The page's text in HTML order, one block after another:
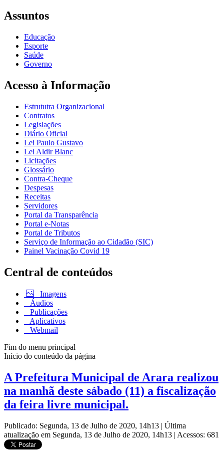
Assuntos
Educação
Esporte
Saúde
Governo
Acesso à Informação
Estrututra Organizacional
Contratos
Legislações
Diário Oficial
Lei Paulo Gustavo
Lei Aldir Blanc
Licitações
Glossário
Contra-Cheque
Despesas
Receitas
Servidores
Portal da Transparência
Portal e-Notas
Portal de Tributos
Serviço de Informação ao Cidadão (SIC)
Painel Vacinação Covid 19
Central de conteúdos
Imagens
Áudios
Publicações
Aplicativos
Webmail
Fim do menu principal
Início do conteúdo da página
A Prefeitura Municipal de Arara realizou
na manhã deste sábado (11) a fiscalização
da feira livre municipal.
Publicado: Segunda, 13 de Julho de 2020, 14h13 | Última
atualização em Segunda, 13 de Julho de 2020, 14h13 | Acessos: 681